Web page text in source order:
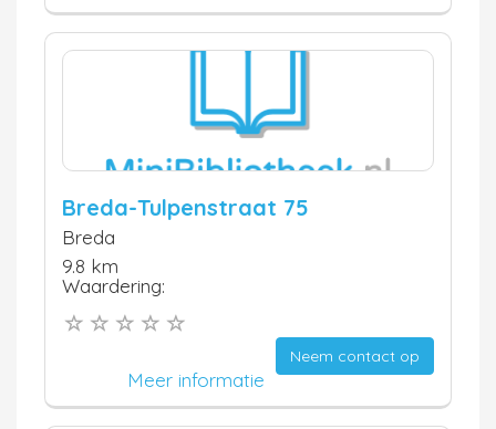
Breda-Tulpenstraat 75
Breda
9.8 km
Waardering:
Neem contact op
Meer informatie